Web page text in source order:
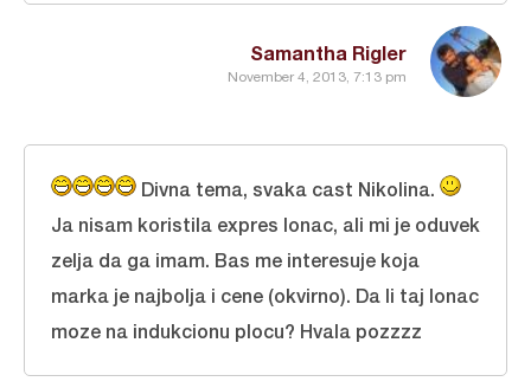
Samantha Rigler
November 4, 2013, 7:13 pm
Divna tema, svaka cast Nikolina.
Ja nisam koristila expres lonac, ali mi je oduvek
zelja da ga imam. Bas me interesuje koja
marka je najbolja i cene (okvirno). Da li taj lonac
moze na indukcionu plocu? Hvala pozzzz